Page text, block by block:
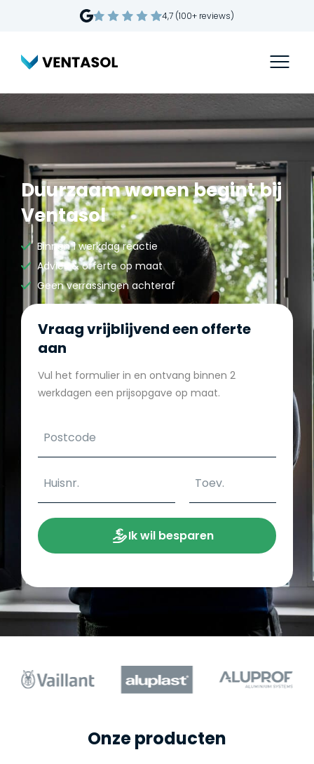
4,7 (100+ reviews)
Duurzaam wonen begint bij
Ventasol
Binnen 1 werkdag reactie
Advies & offerte op maat
Geen verrassingen achteraf
Vraag vrijblijvend een offerte
aan
Vul het formulier in en ontvang binnen 2
werkdagen een prijsopgave op maat.
Ik wil besparen
Onze producten